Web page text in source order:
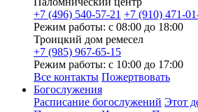
+7 (496) 540-57-21 +7 (910) 471-
Режим работы: с 08:00 до 18:00
Троицкий дом ремесел
+7 (985) 967-65-15
Режим работы: с 10:00 до 17:00
Все контакты Пожертвовать
Богослужения
Расписание богослужений Этот